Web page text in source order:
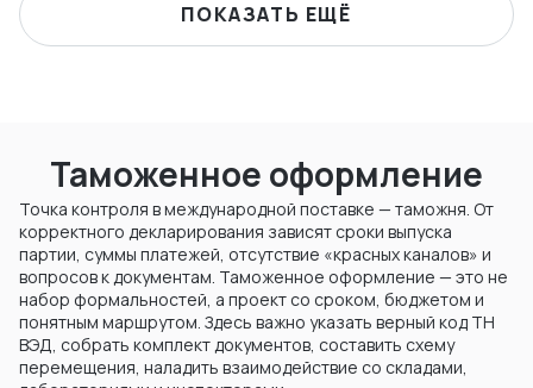
ПОКАЗАТЬ ЕЩЁ
Таможенное оформление
Точка контроля в международной поставке — таможня. От
корректного декларирования зависят сроки выпуска
партии, суммы платежей, отсутствие «красных каналов» и
вопросов к документам. Таможенное оформление — это не
набор формальностей, а проект со сроком, бюджетом и
понятным маршрутом. Здесь важно указать верный код ТН
ВЭД, собрать комплект документов, составить схему
перемещения, наладить взаимодействие со складами,